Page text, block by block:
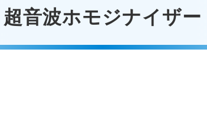
超音波ホモジナイザー